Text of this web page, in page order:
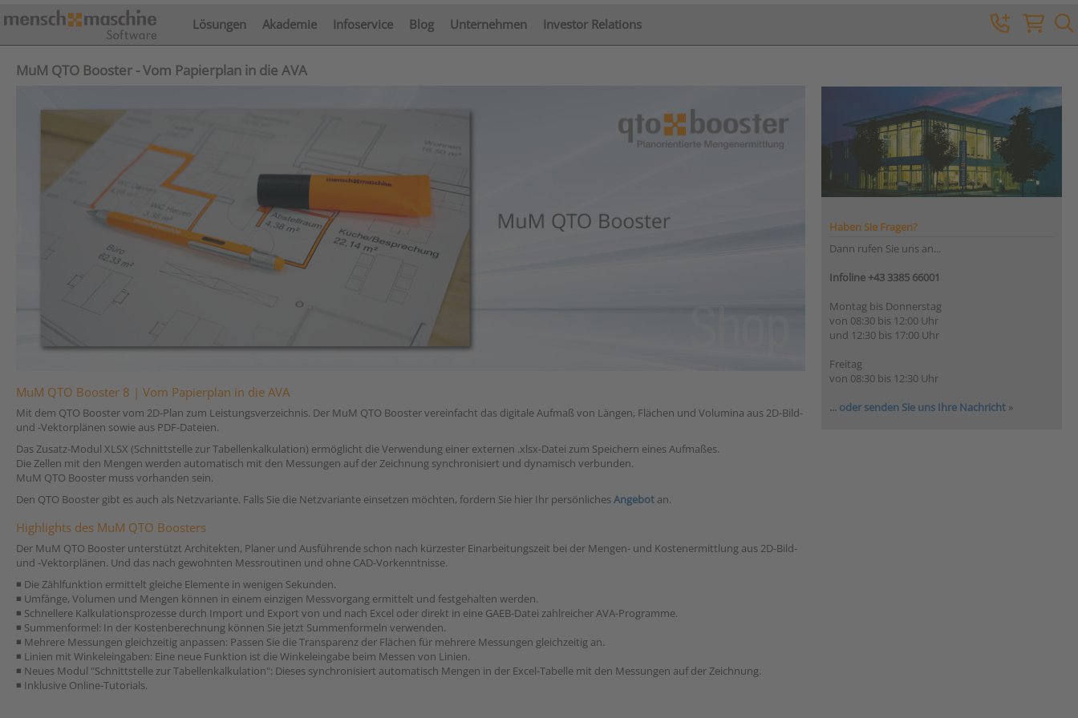
Lösungen Akademie Infoservice Blog Unternehmen Investor Relations
MuM QTO Booster - Vom Papierplan in die AVA
MuM QTO Booster 8 | Vom Papierplan in die AVA
Mit dem QTO Booster vom 2D-Plan zum Leistungsverzeichnis. Der MuM QTO Booster vereinfacht das digitale Aufmaß von Längen, Flächen und Volumina aus 2D-Bild-
und -Vektorplänen sowie aus PDF-Dateien.
Das Zusatz-Modul XLSX (Schnittstelle zur Tabellenkalkulation) ermöglicht die Verwendung einer externen .xlsx-Datei zum Speichern eines Aufmaßes.
Die Zellen mit den Mengen werden automatisch mit den Messungen auf der Zeichnung synchronisiert und dynamisch verbunden.
MuM QTO Booster muss vorhanden sein.
Den QTO Booster gibt es auch als Netzvariante. Falls Sie die Netzvariante einsetzen möchten, fordern Sie hier Ihr persönlichesAngebot an.
Highlights des MuM QTO Boosters
Der MuM QTO Booster unterstützt Architekten, Planer und Ausführende schon nach kürzester Einarbeitungszeit bei der Mengen- und Kostenermittlung aus 2D-Bild-
und -Vektorplänen. Und das nach gewohnten Messroutinen und ohne CAD-Vorkenntnisse.
◾ Die Zählfunktion ermittelt gleiche Elemente in wenigen Sekunden.
◾ Umfänge, Volumen und Mengen können in einem einzigen Messvorgang ermittelt und festgehalten werden.
◾ Schnellere Kalkulationsprozesse durch Import und Export von und nach Excel oder direkt in eine GAEB-Datei zahlreicher AVA-Programme.
◾ Summenformel: In der Kostenberechnung können Sie jetzt Summenformeln verwenden.
◾ Mehrere Messungen gleichzeitig anpassen: Passen Sie die Transparenz der Flächen für mehrere Messungen gleichzeitig an.
◾ Linien mit Winkeleingaben: Eine neue Funktion ist die Winkeleingabe beim Messen von Linien.
◾ Neues Modul "Schnittstelle zur Tabellenkalkulation": Dieses synchronisiert automatisch Mengen in der Excel-Tabelle mit den Messungen auf der Zeichnung.
◾ Inklusive Online-Tutorials.
Haben Sie Fragen?
Dann rufen Sie uns an...
Infoline +43 3385 66001
Montag bis Donnerstag
von 08:30 bis 12:00 Uhr
und 12:30 bis 17:00 Uhr
Freitag
von 08:30 bis 12:30 Uhr
... oder senden Sie uns Ihre Nachricht »